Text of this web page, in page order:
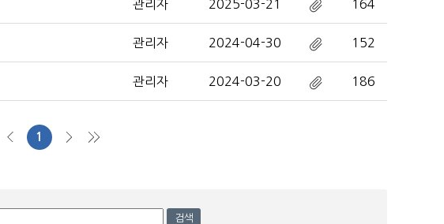
관리자 2025-03-21 164
관리자 2024-04-30 152
관리자 2024-03-20 186
1
검색